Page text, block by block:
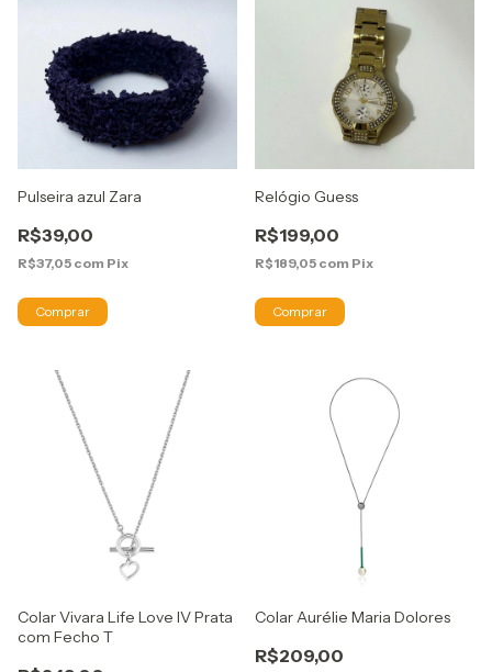
Pulseira azul Zara
R$39,00
R$37,05 com Pix
Relógio Guess
R$199,00
R$189,05 com Pix
Colar Vivara Life Love IV Prata
com Fecho T
Colar Aurélie Maria Dolores
R$209,00